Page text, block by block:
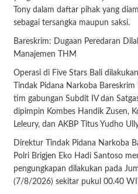
Tony dalam daftar pihak yang
sebagai tersangka maupun saksi.
Bareskrim: Dugaan Peredaran
Manajemen THM
Operasi di Five Stars Bali
Tindak Pidana Narkoba Bareskrim
tim gabungan Subdit IV dan
dipimpin Kombes Handik Zusen,
Leleury, dan AKBP Titus Yudho
Direktur Tindak Pidana Narkoba
Polri Brigjen Eko Hadi Santoso
pengungkapan dilakukan pada
(7/8/2026) sekitar pukul 00.40